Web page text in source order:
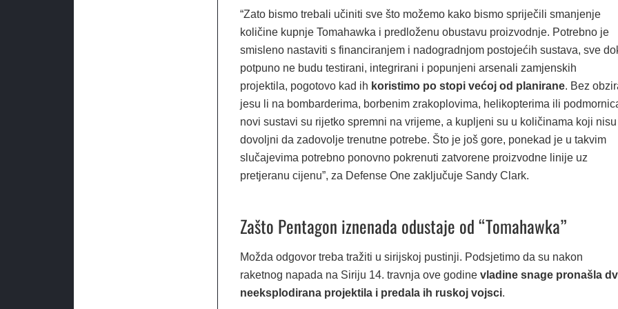
“Zato bismo trebali učiniti sve što možemo kako bismo spriječili smanjenje
količine kupnje Tomahawka i predloženu obustavu proizvodnje. Potrebno je
smisleno nastaviti s financiranjem i nadogradnjom postojećih sustava, sve
potpuno ne budu testirani, integrirani i popunjeni arsenali zamjenskih
projektila, pogotovo kad ih koristimo po stopi većoj od planirane. Bez
jesu li na bombarderima, borbenim zrakoplovima, helikopterima ili
novi sustavi su rijetko spremni na vrijeme, a kupljeni su u količinama koji nisu
dovoljni da zadovolje trenutne potrebe. Što je još gore, ponekad je u takvim
slučajevima potrebno ponovno pokrenuti zatvorene proizvodne linije uz
pretjeranu cijenu”, za Defense One zaključuje Sandy Clark.
Zašto Pentagon iznenada odustaje od “Tomahawka”
Možda odgovor treba tražiti u sirijskoj pustinji. Podsjetimo da su nakon
raketnog napada na Siriju 14. travnja ove godinevladine snage pronašla
neeksplodirana projektila i predala ih ruskoj vojsci.